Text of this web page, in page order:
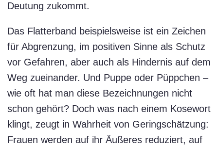
Deutung zukommt.
Das Flatterband beispielsweise ist ein Zeichen
für Abgrenzung, im positiven Sinne als Schutz
vor Gefahren, aber auch als Hindernis auf dem
Weg zueinander. Und Puppe oder Püppchen –
wie oft hat man diese Bezeichnungen nicht
schon gehört? Doch was nach einem Kosewort
klingt, zeugt in Wahrheit von Geringschätzung:
Frauen werden auf ihr Äußeres reduziert, auf